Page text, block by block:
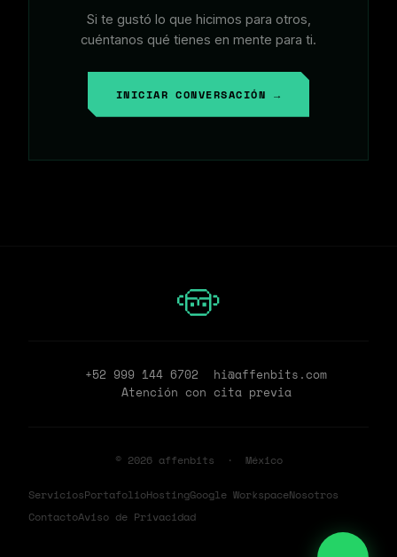
Si te gustó lo que hicimos para otros,
cuéntanos qué tienes en mente para ti.
INICIAR CONVERSACIÓN →
+52 999 144 6702
hi@affenbits.com
Atención con cita previa
© 2026affenbits · México
ServiciosPortafolioHostingGoogle WorkspaceNosotros
ContactoAviso de Privacidad